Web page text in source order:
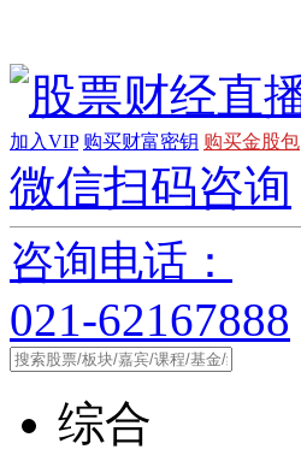
加入VIP 购买财富密钥 购买金股包
微信扫码咨询
咨询电话：
021-62167888
综合